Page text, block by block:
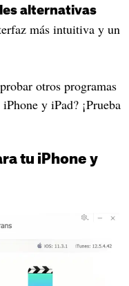
alternativas
más intuitiva y un
otros programas
y iPad? ¡Prueba
tu iPhone y